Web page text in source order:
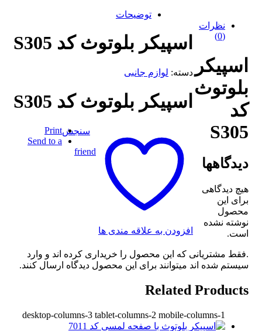
اسپیکر بلوتوث کد S305
دسته:لوازم جانبی
اسپیکر بلوتوث کد S305
افزودن به علاقه مندی ها
سنجشPrint
Send to a
friend
توضیحات
نظرات
اسپیکر
بلوتوث
کد
S305
دیدگاهها
هیچ دیدگاهی
برای این
محصول
نوشته نشده
است.
.فقط مشتریانی که این محصول را خریداری کرده اند و وارد
سیستم شده اند میتوانند برای این محصول دیدگاه ارسال کنند.
Related Products
desktop-columns-3 tablet-columns-2 mobile-columns-1